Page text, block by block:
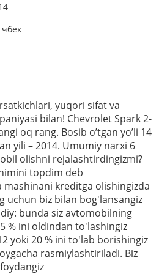
yuqori sifat va
bilan! Chevrolet Spark 2-
oq rang. Bosib o’tgan yo’li 14
yili – 2014. Umumiy narxi 6
olishni rejalashtirdingizmi?
topdim deb
mashinani kreditga olishingizda
uchun biz bilan bog'lansangiz
bunda siz avtomobilning
% ini oldindan to'lashingiz
yoki 20 % ini to'lab borishingiz
rasmiylashtiriladi. Biz